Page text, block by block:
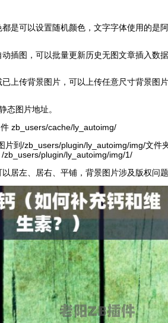
是可以设置随机颜色，文字字体使用的是
插图，可以批量更新历史无图文章插入数
上传背景图片，可以上传任意尺寸背景图
态图片地址。
zb_users/cache/ly_autoimg/
到/zb_users/plugin/ly_autoimg/img/文件
zb_users/plugin/ly_autoimg/img/1/
居左、居右、平铺，背景图片涉及版权问